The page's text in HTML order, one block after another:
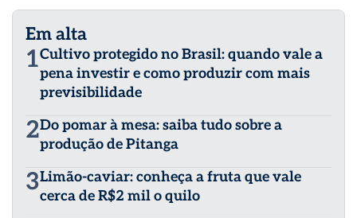
Em alta
1Cultivo protegido no Brasil: quando vale a
pena investir e como produzir com mais
previsibilidade
2Do pomar à mesa: saiba tudo sobre a
produção de Pitanga
3Limão-caviar: conheça a fruta que vale
cerca de R$2 mil o quilo